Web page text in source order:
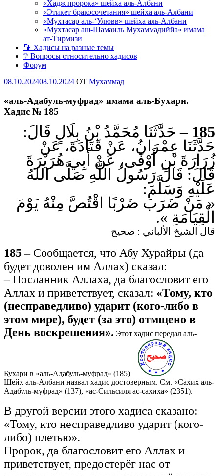
«Хадж пророка» шейха аль-Албани
«Этикет бракосочетания» шейха аль-Албани
«Мухтасар аль-‘Улювв» шейха аль-Албани
«Мухтасар аш-Шамаиль Мухаммадиййа» имама
ат-Тирмизи
🔡 Хадисы на разные темы
❔ Вопросы относительно хадисов
Форум
Опубликовано
08.10.202408.10.2024 OT Мухаммад
«аль-Адабуль-муфрад» имама аль-Бухари.
Хадис № 185
185 –
حَدَّثَنَا مُحَمَّدُ بْنُ بِلَالٍ قَالَ:
حَدَّثَنَا عِمْرَانُ، عَنْ قَتَادَةَ، عَنْ
زُرَارَةَ بْنِ أَوْفَى، عَنْ أَبِي هُرَيْرَةَ
قَالَ: قَالَ رَسُولُ اللَّهِ صَلَّى اللهُ
عَلَيْهِ وَسَلَّمَ:
« مَنْ ضَرَبَ ضَرْبًا اقْتُصَّ مِنْهُ يَوْمَ
الْقِيَامَةِ ».
قال الشيخ الألباني : صحيح
185 –Сообщается, что Абу Хурайры (да
будет доволен им Аллах) сказал:
– Посланник Аллаха, да благословит его
Аллах и приветствует, сказал: «Тому, кто
(несправедливо) ударит (кого-либо в
этом мире), будет (за это) отмщено в
День воскрешения». Этот хадис передал аль-
Бухари в «аль-Адабуль-муфрад» (185).
Шейх аль-Албани назвал хадис достоверным. См. «Сахих аль-
Адабуль-муфрад» (137), «ас-Сильсиля ас-сахиха» (2351).
В другой версии этого хадиса сказано:
«Тому, кто несправедливо ударит (кого-
либо) плетью».
Пророк, да благословит его Аллах и
приветствует, предостерёг нас от